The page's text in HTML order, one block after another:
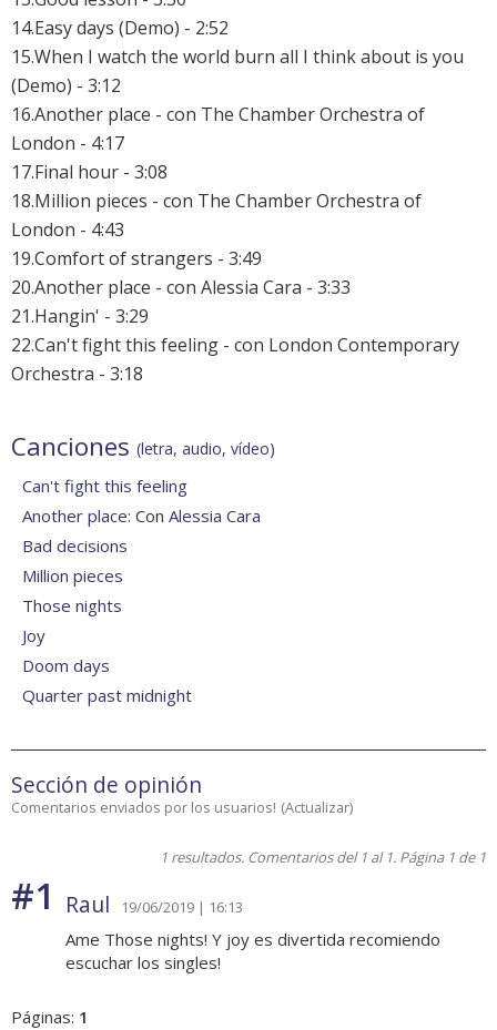
14.Easy days (Demo) - 2:52
15.When I watch the world burn all I think about is you
(Demo) - 3:12
16.Another place - con The Chamber Orchestra of
London - 4:17
17.Final hour - 3:08
18.Million pieces - con The Chamber Orchestra of
London - 4:43
19.Comfort of strangers - 3:49
20.Another place - con Alessia Cara - 3:33
21.Hangin' - 3:29
22.Can't fight this feeling - con London Contemporary
Orchestra - 3:18
Canciones (letra, audio, vídeo)
Can't fight this feeling
Another place: Con Alessia Cara
Bad decisions
Million pieces
Those nights
Joy
Doom days
Quarter past midnight
Sección de opinión
Comentarios enviados por los usuarios! (Actualizar)
1 resultados. Comentarios del 1 al 1. Página 1 de 1
#1 Raul 19/06/2019 | 16:13
Ame Those nights! Y joy es divertida recomiendo
escuchar los singles!
Páginas: 1